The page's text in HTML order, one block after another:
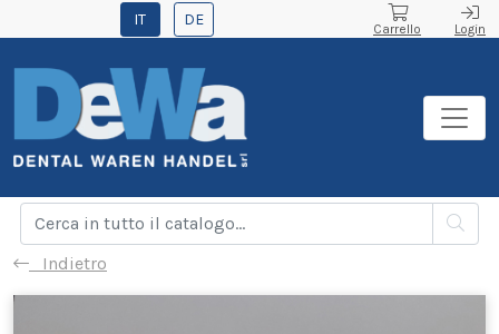
IT DE
Carrello Login
Indietro